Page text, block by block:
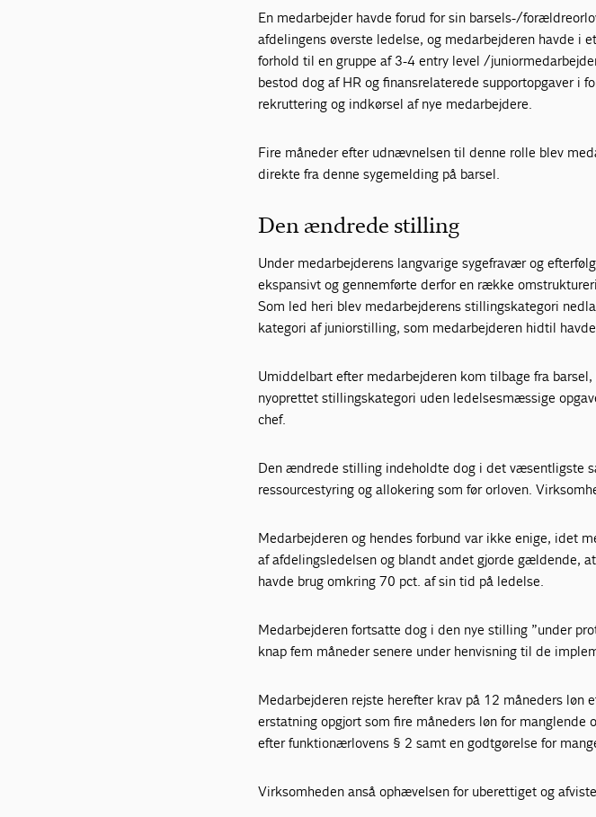
En medarbejder havde forud for sin barsels-/
afdelingens øverste ledelse, og medarbejderen havde i
forhold til en gruppe af 3-4 entry level /
bestod dog af HR og finansrelaterede supportopgaver i
rekruttering og indkørsel af nye medarbejdere.
Fire måneder efter udnævnelsen til denne rolle blev
direkte fra denne sygemelding på barsel.
Den ændrede stilling
Under medarbejderens langvarige sygefravær og
ekspansivt og gennemførte derfor en række
Som led heri blev medarbejderens stillingskategori
kategori af juniorstilling, som medarbejderen hidtil
Umiddelbart efter medarbejderen kom tilbage fra
nyoprettet stillingskategori uden ledelsesmæssige
chef.
Den ændrede stilling indeholdte dog i det væsentligste
ressourcestyring og allokering som før orloven.
Medarbejderen og hendes forbund var ikke enige, idet
af afdelingsledelsen og blandt andet gjorde gældende,
havde brug omkring 70 pct. af sin tid på ledelse.
Medarbejderen fortsatte dog i den nye stilling ”under
knap fem måneder senere under henvisning til de
Medarbejderen rejste herefter krav på 12 måneders løn
erstatning opgjort som fire måneders løn for
efter funktionærlovens § 2 samt en godtgørelse for
Virksomheden anså ophævelsen for uberettiget og